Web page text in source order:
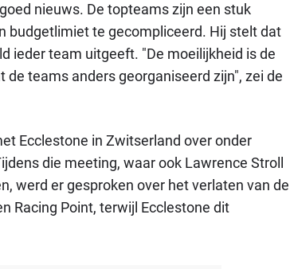
nieuws. De topteams zijn een stuk
budgetlimiet te gecompliceerd. Hij stelt dat
ieder team uitgeeft. "De moeilijkheid is de
teams anders georganiseerd zijn", zei de
Ecclestone in Zwitserland over onder
die meeting, waar ook Lawrence Stroll
werd er gesproken over het verlaten van de
Racing Point, terwijl Ecclestone dit